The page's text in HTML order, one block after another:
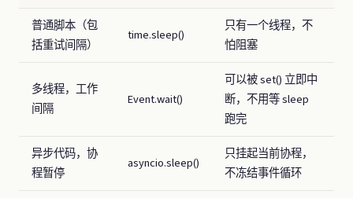
普通脚本（包
括重试间隔）
time.sleep()
只有一个线程，不
怕阻塞
多线程，工作
间隔
Event.wait()
可以被 set() 立即中
断，不用等 sleep
跑完
异步代码，协
程暂停
asyncio.sleep()
只挂起当前协程，
不冻结事件循环